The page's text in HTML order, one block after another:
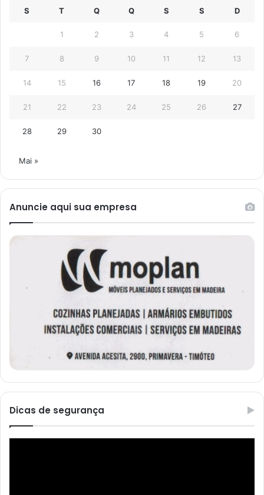
S T Q Q S S D
1 2 3 4 5 6
7 8 9 10 11 12 13
14 15 16 17 18 19 20
21 22 23 24 25 26 27
28 29 30
Mai »
Anuncie aqui sua empresa
Dicas de segurança